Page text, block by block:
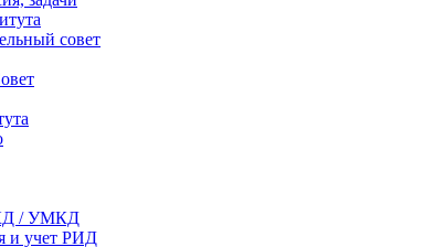
совет
/ УМКД
и учет РИД